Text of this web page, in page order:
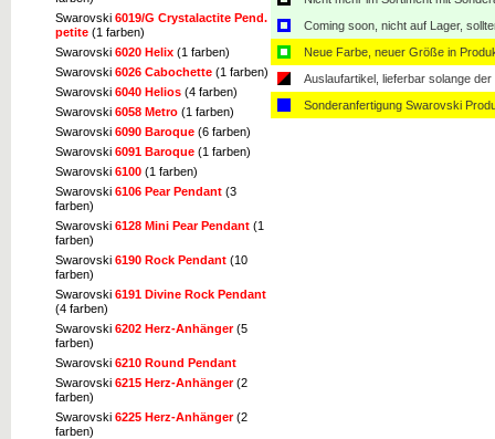
Swarovski 6019/G Crystalactite Pend.
petite (1 farben)
Swarovski 6020 Helix (1 farben)
Swarovski 6026 Cabochette (1 farben)
Swarovski 6040 Helios (4 farben)
Swarovski 6058 Metro (1 farben)
Swarovski 6090 Baroque (6 farben)
Swarovski 6091 Baroque (1 farben)
Swarovski 6100 (1 farben)
Swarovski 6106 Pear Pendant (3
farben)
Swarovski 6128 Mini Pear Pendant (1
farben)
Swarovski 6190 Rock Pendant (10
farben)
Swarovski 6191 Divine Rock Pendant
(4 farben)
Swarovski 6202 Herz-Anhänger(5
farben)
Swarovski 6210 Round Pendant
Swarovski 6215 Herz-Anhänger(2
farben)
Swarovski 6225 Herz-Anhänger(2
farben)
Coming soon, nicht auf Lager,
Neue Farbe, neuer Größe in
Auslaufartikel, lieferbar solange der
Sonderanfertigung Swarovski